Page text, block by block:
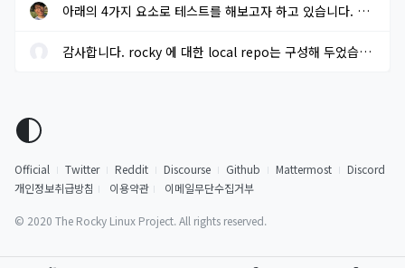
아래의 4가지 요소로 테스트를 해보고자 하고 있습니다. 결과가 나오...
감사합니다. rocky 에 대한 local repo는 구성해 두었습니다.
Official Twitter Reddit Discourse Github Mattermost
Discord
개인정보취급방침
이용약관 이메일무단수집거부
© 2020 The Rocky Linux Project. All rights reserved.